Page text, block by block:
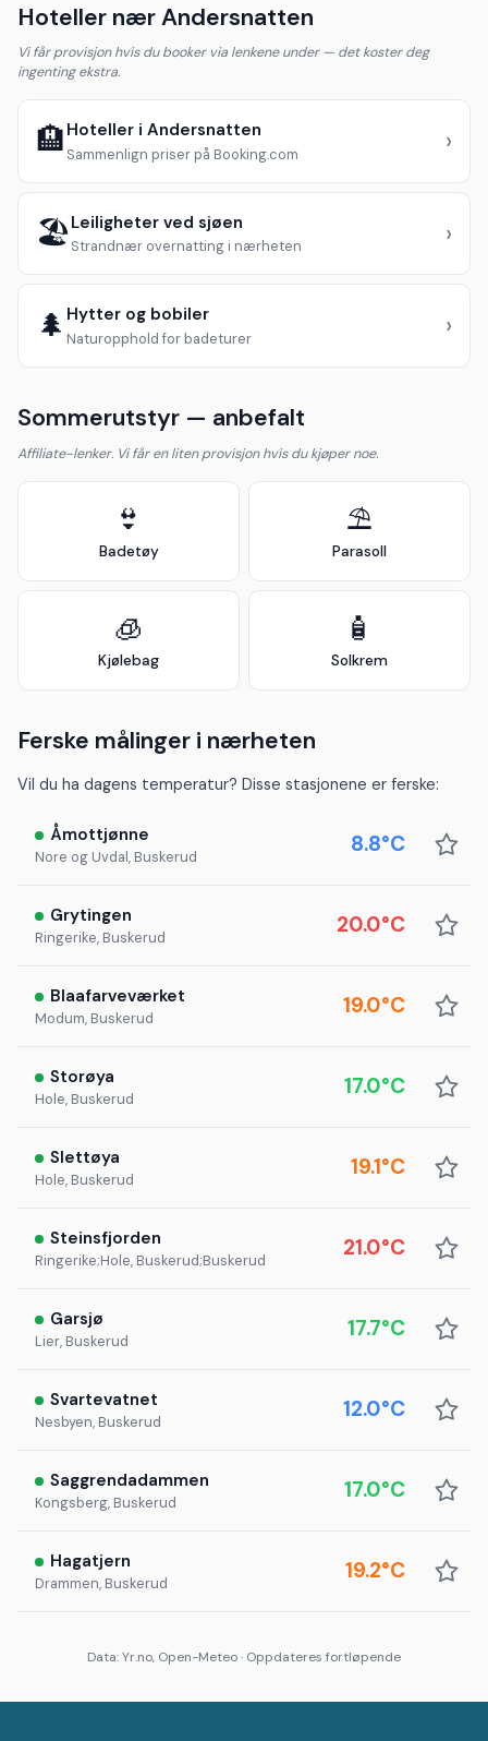
Hoteller nær Andersnatten
Vi får provisjon hvis du booker via lenkene under — det koster deg
ingenting ekstra.
🏨 Hoteller i Andersnatten
Sammenlign priser på Booking.com ›
🏖️ Leiligheter ved sjøen
Strandnær overnatting i nærheten ›
🌲 Hytter og bobiler
Naturopphold for badeturer ›
Sommerutstyr — anbefalt
Affiliate-lenker. Vi får en liten provisjon hvis du kjøper noe.
👙
Badetøy
⛱️
Parasoll
🧊
Kjølebag
🧴
Solkrem
Ferske målinger i nærheten
Vil du ha dagens temperatur? Disse stasjonene er ferske:
Åmottjønne
Nore og Uvdal, Buskerud 8.8°C
Grytingen
Ringerike, Buskerud 20.0°C
Blaafarveværket
Modum, Buskerud 19.0°C
Storøya
Hole, Buskerud 17.0°C
Slettøya
Hole, Buskerud 19.1°C
Steinsfjorden
Ringerike;Hole, Buskerud;Buskerud 21.0°C
Garsjø
Lier, Buskerud 17.7°C
Svartevatnet
Nesbyen, Buskerud 12.0°C
Saggrendadammen
Kongsberg, Buskerud 17.0°C
Hagatjern
Drammen, Buskerud 19.2°C
Data: Yr.no, Open-Meteo · Oppdateres fortløpende